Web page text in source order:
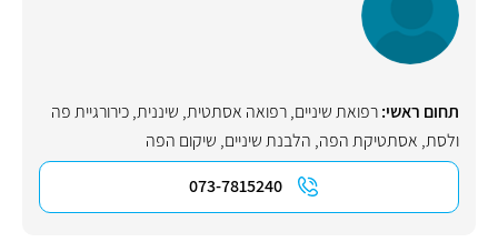
תחום ראשי:רפואת שיניים,רפואה אסתטית, שיננית,כירורגיית פה
ולסת, אסתטיקת הפה, הלבנת שיניים, שיקום הפה
073-7815240